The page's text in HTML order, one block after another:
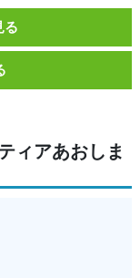
る
ィアあおしま